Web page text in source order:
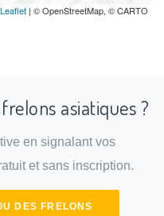
Leaflet | © OpenStreetMap, © CARTO
asiatiques ?
en signalant vos
et sans inscription.
DES FRELONS